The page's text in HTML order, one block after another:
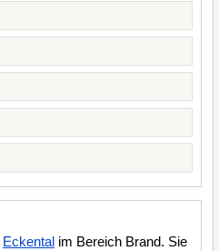
Eckental im Bereich Brand. Sie